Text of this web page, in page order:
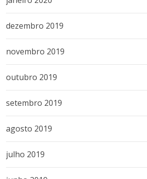
dezembro 2019
novembro 2019
outubro 2019
setembro 2019
agosto 2019
julho 2019